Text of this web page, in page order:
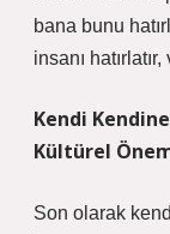
bana bunu
insanı hatırlatır,
Kendi
Kültürel
Son olarak